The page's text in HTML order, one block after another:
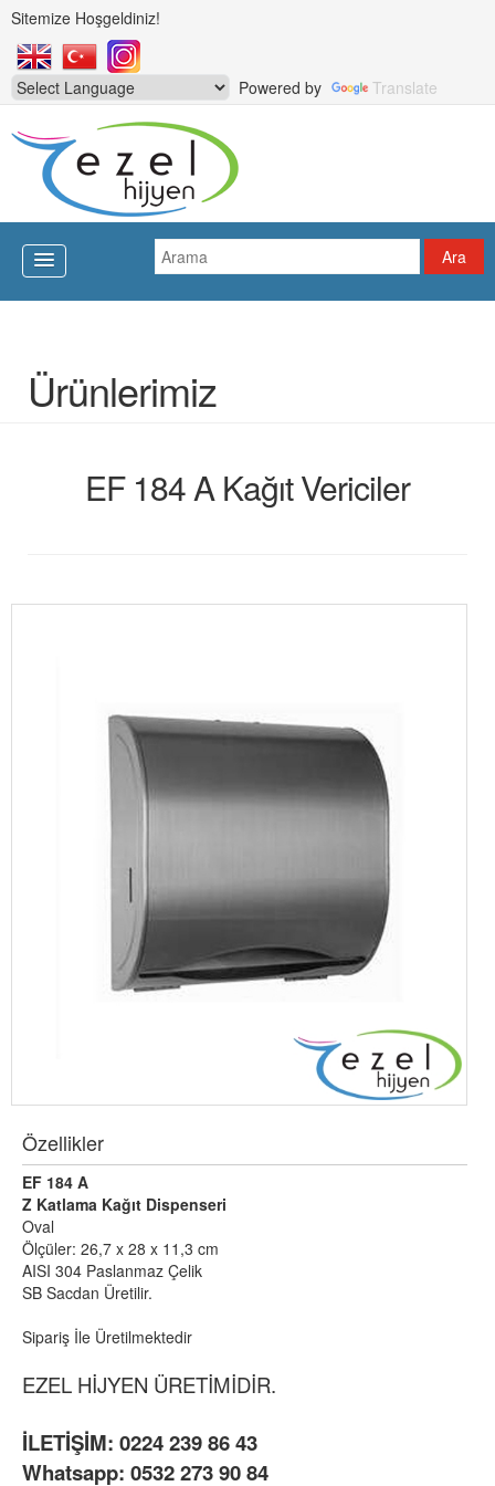
Sitemize Hoşgeldiniz!
Powered by Translate
Ürünlerimiz
EF 184 A Kağıt Vericiler
Özellikler
EF 184 A
Z Katlama Kağıt Dispenseri
Oval
Ölçüler: 26,7 x 28 x 11,3 cm
AISI 304 Paslanmaz Çelik
SB Sacdan Üretilir.
Sipariş İle Üretilmektedir
EZEL HİJYEN ÜRETİMİDİR.
İLETİŞİM: 0224 239 86 43
Whatsapp: 0532 273 90 84